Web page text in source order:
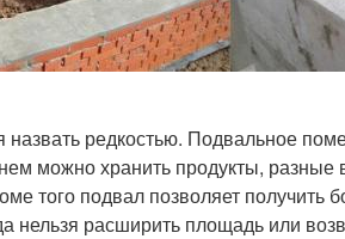
редкостью. Подвальное
можно хранить продукты,
того подвал позволяет получить
нельзя расширить площадь или